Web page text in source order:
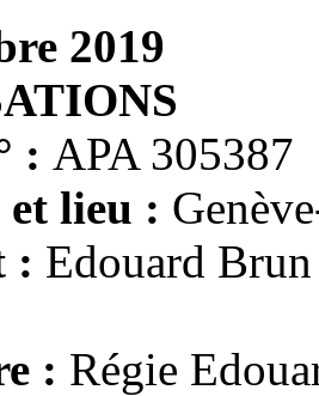
2019
: APA 305387
et lieu :
: Edouard
: Régie